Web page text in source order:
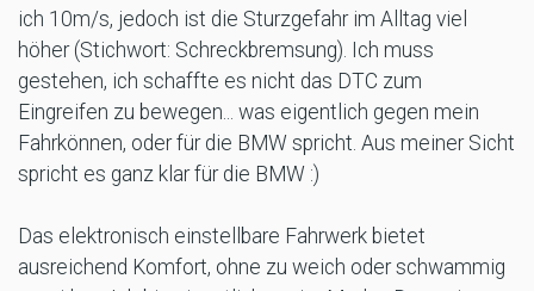
ich 10m/s, jedoch ist die Sturzgefahr im Alltag viel
höher (Stichwort: Schreckbremsung). Ich muss
gestehen, ich schaffte es nicht das DTC zum
Eingreifen zu bewegen... was eigentlich gegen mein
Fahrkönnen, oder für die BMW spricht. Aus meiner Sicht
spricht es ganz klar für die BMW :)
Das elektronisch einstellbare Fahrwerk bietet
ausreichend Komfort, ohne zu weich oder schwammig